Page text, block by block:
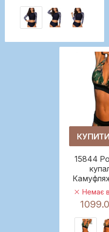
КУПИТИ
15844
Немає